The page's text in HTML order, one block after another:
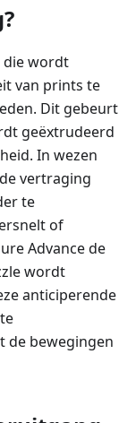
die wordt
van prints te
Dit gebeurt
geëxtrudeerd
In wezen
vertraging
te
of
Advance de
wordt
anticiperende
de bewegingen